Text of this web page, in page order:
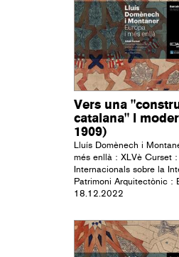
Vers una
catalana" i
1909)
Lluís Domènech i
més enllà : XLVè Curset :
Internacionals sobre la
Patrimoni Arquitectònic :
18.12.2022